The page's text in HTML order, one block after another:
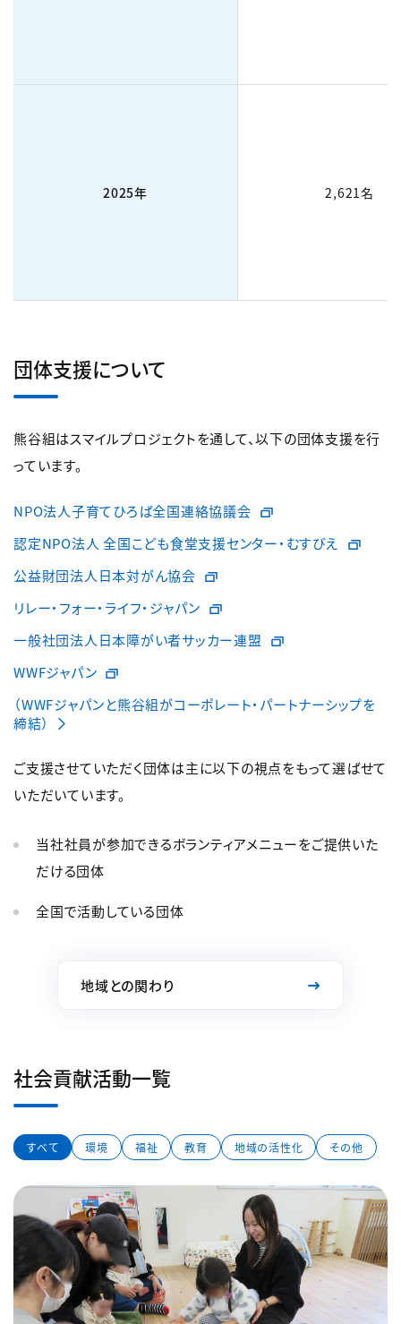
2025年 2,621名
団体支援について
熊谷組はスマイルプロジェクトを通して、以下の団体支援を行
っています。
NPO法人子育てひろば全国連絡協議会
認定NPO法人 全国こども食堂支援センター・むすびえ
公益財団法人日本対がん協会
リレー・フォー・ライフ・ジャパン
一般社団法人日本障がい者サッカー連盟
WWFジャパン
（WWFジャパンと熊谷組がコーポレート・パートナーシップを
締結）
ご支援させていただく団体は主に以下の視点をもって選ばせて
いただいています。
当社社員が参加できるボランティアメニューをご提供いた
だける団体
全国で活動している団体
地域との関わり
社会貢献活動一覧
すべて 環境 福祉 教育 地域の活性化 その他